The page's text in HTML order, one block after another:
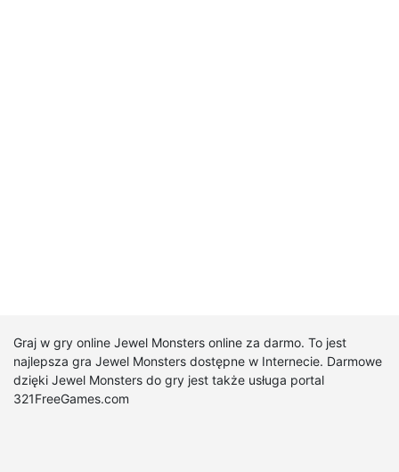
Graj w gry online Jewel Monsters online za darmo. To jest
najlepsza gra Jewel Monsters dostępne w Internecie. Darmowe
dzięki Jewel Monsters do gry jest także usługa portal
321FreeGames.com